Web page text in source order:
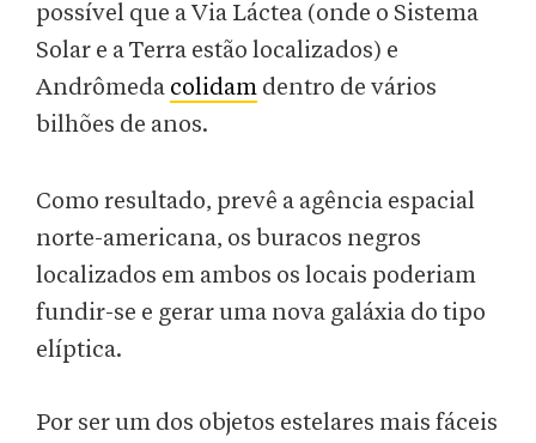
possível que a Via Láctea (onde o Sistema
Solar e a Terra estão localizados) e
Andrômeda colidam dentro de vários
bilhões de anos.
Como resultado, prevê a agência espacial
norte-americana, os buracos negros
localizados em ambos os locais poderiam
fundir-se e gerar uma nova galáxia do tipo
elíptica.
Por ser um dos objetos estelares mais fáceis